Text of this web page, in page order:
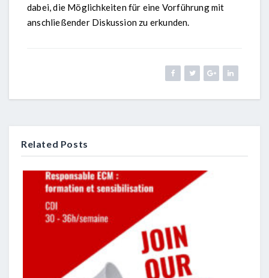
dabei, die Möglichkeiten für eine Vorführung mit
anschließender Diskussion zu erkunden.
Related Posts